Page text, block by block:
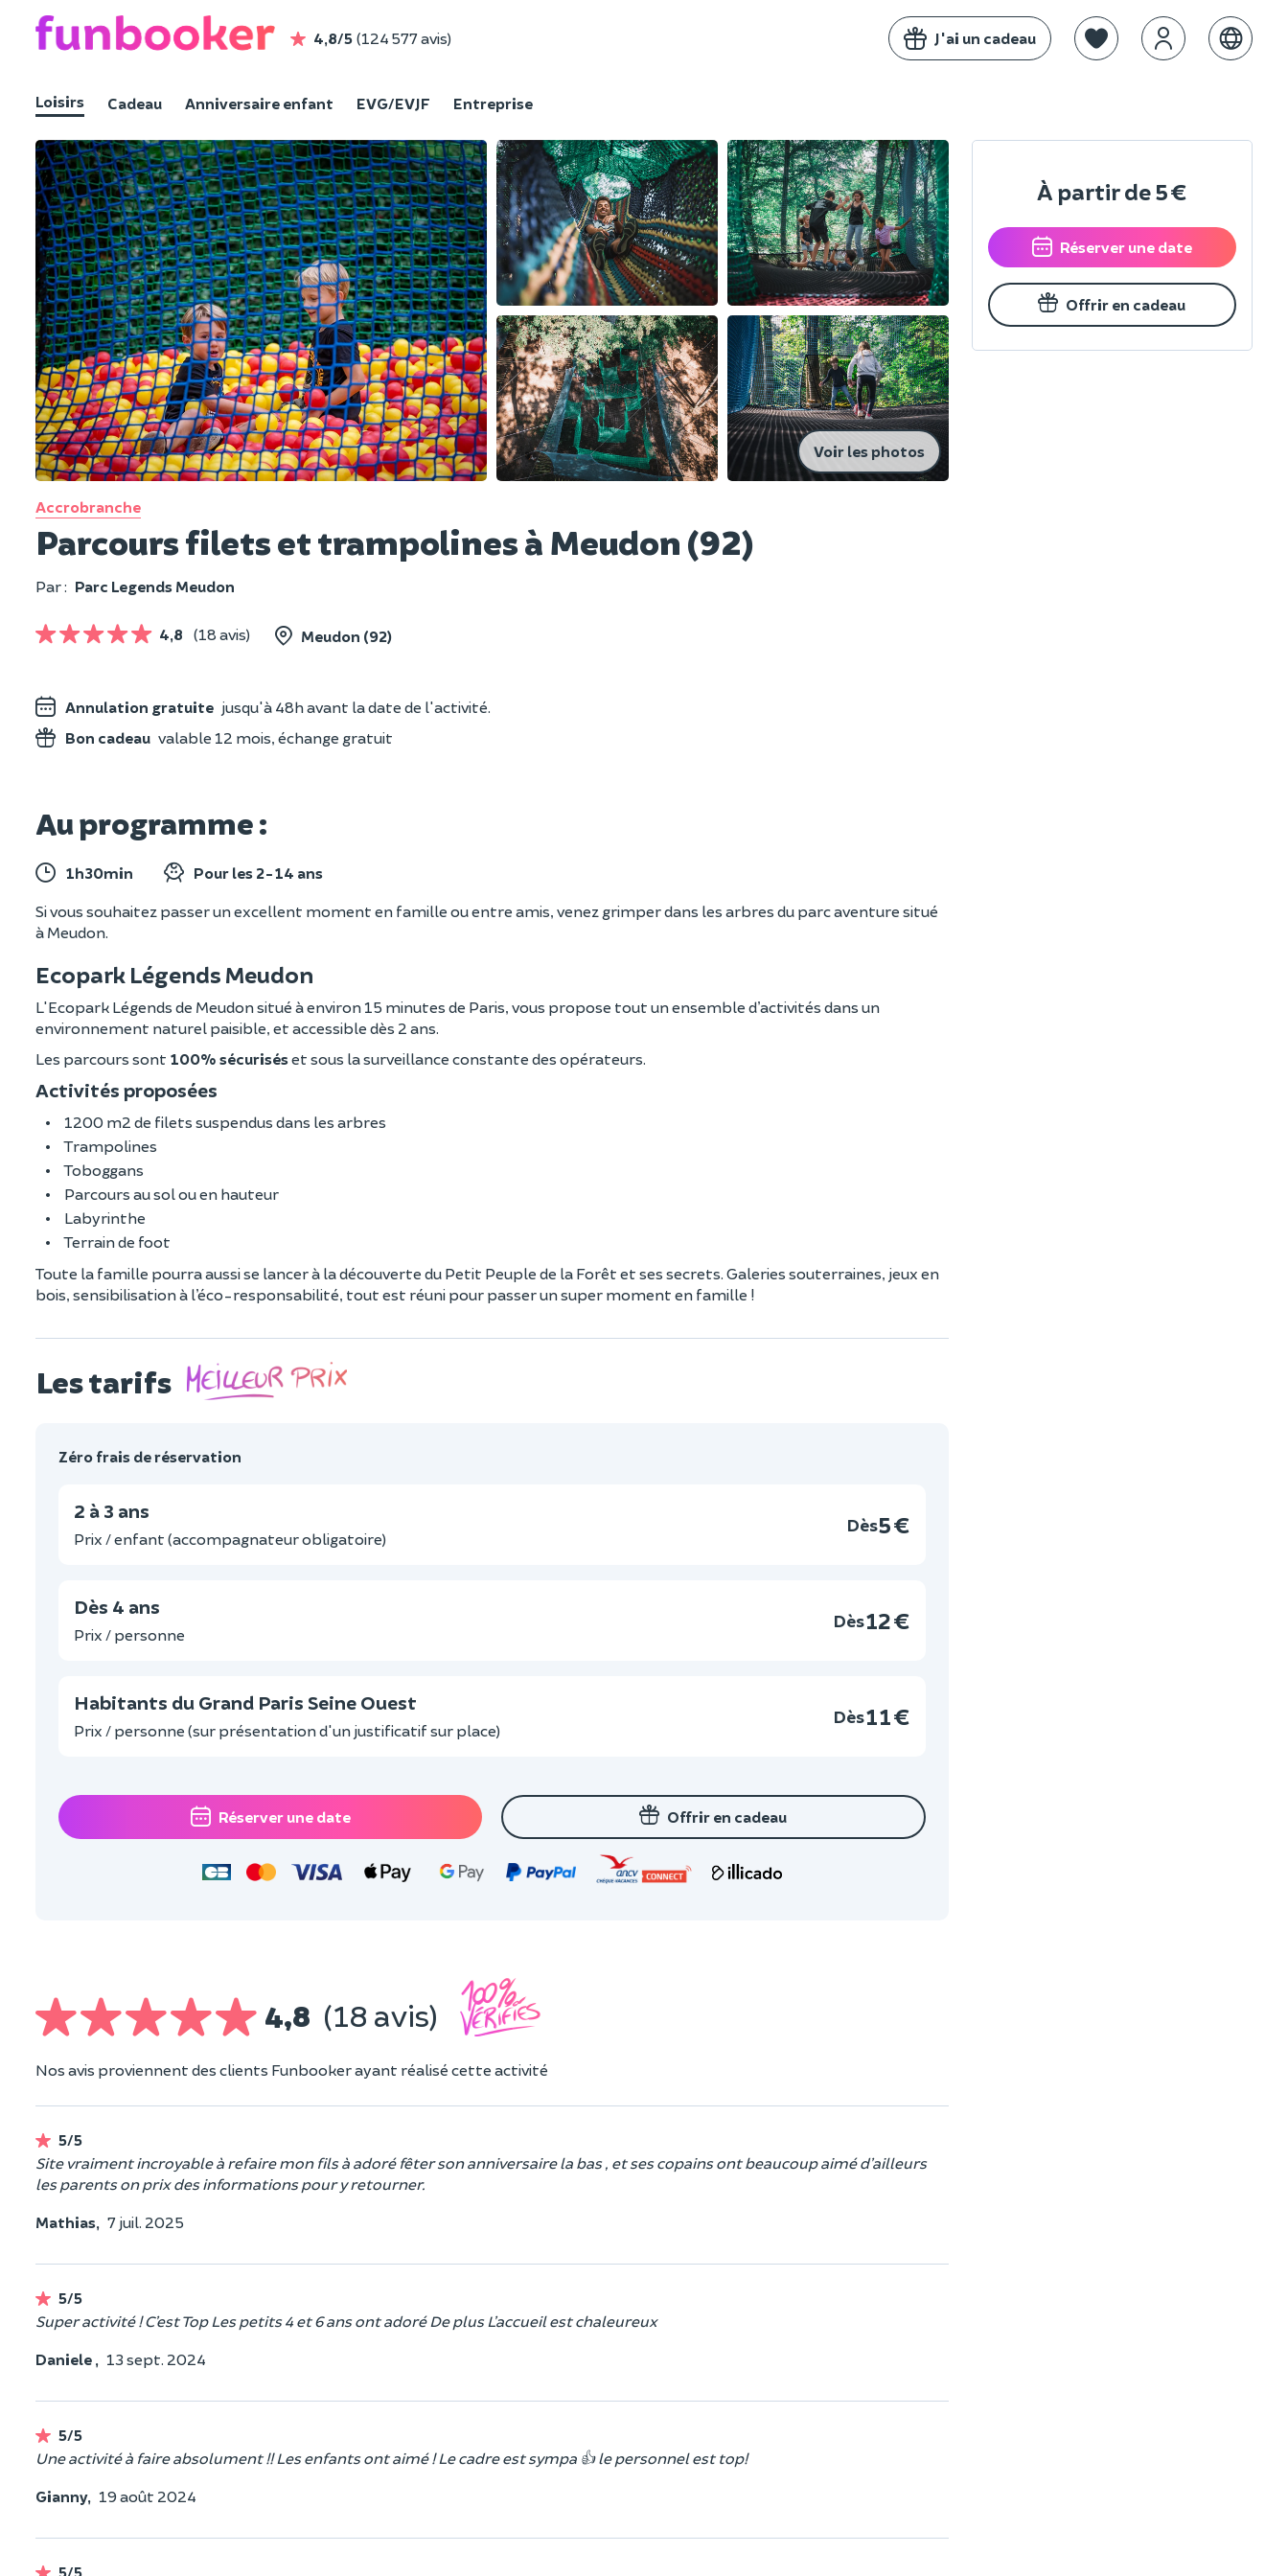
4,8/5 (124 577 avis) J'ai un cadeau
Loisirs Cadeau Anniversaire enfant EVG/EVJF Entreprise
Voir les photos
Accrobranche
Parcours filets et trampolines à Meudon (92)
Par : Parc Legends Meudon
4,8 (18 avis) Meudon (92)
Annulation gratuite jusqu'à 48h avant la date de l'activité.
Bon cadeau valable 12 mois, échange gratuit
Au programme :
1h30min Pour les 2-14 ans
Si vous souhaitez passer un excellent moment en famille ou entre amis, venez grimper dans les arbres du parc aventure situé
à Meudon.
Ecopark Légends Meudon
L'Ecopark Légends de Meudon situé à environ 15 minutes de Paris, vous propose tout un ensemble d’activités dans un
environnement naturel paisible, et accessible dès 2 ans.
Les parcours sont 100% sécuriséset sous la surveillance constante des opérateurs.
Activités proposées
1200 m2 de filets suspendus dans les arbres
Trampolines
Toboggans
Parcours au sol ou en hauteur
Labyrinthe
Terrain de foot
Toute la famille pourra aussi se lancer à la découverte du Petit Peuple de la Forêt et ses secrets. Galeries souterraines, jeux en
bois, sensibilisation à l’éco-responsabilité, tout est réuni pour passer un super moment en famille !
Les tarifs
Zéro frais de réservation
2 à 3 ans
Prix / enfant (accompagnateur obligatoire)
Dès5 €
Dès 4 ans
Prix / personne
Dès12 €
Habitants du Grand Paris Seine Ouest
Prix / personne (sur présentation d'un justificatif sur place)
Dès11 €
Réserver une date Offrir en cadeau
4,8 (18 avis)
Nos avis proviennent des clients Funbooker ayant réalisé cette activité
5/5
Site vraiment incroyable à refaire mon fils à adoré fêter son anniversaire la bas , et ses copains ont beaucoup aimé d’ailleurs
les parents on prix des informations pour y retourner.
Mathias, 7 juil. 2025
5/5
Super activité ! C’est Top Les petits 4 et 6 ans ont adoré De plus L’accueil est chaleureux
Daniele , 13 sept. 2024
5/5
Une activité à faire absolument !! Les enfants ont aimé ! Le cadre est sympa 👍 le personnel est top!
Gianny, 19 août 2024
5/5
À partir de5 €
Réserver une date
Offrir en cadeau